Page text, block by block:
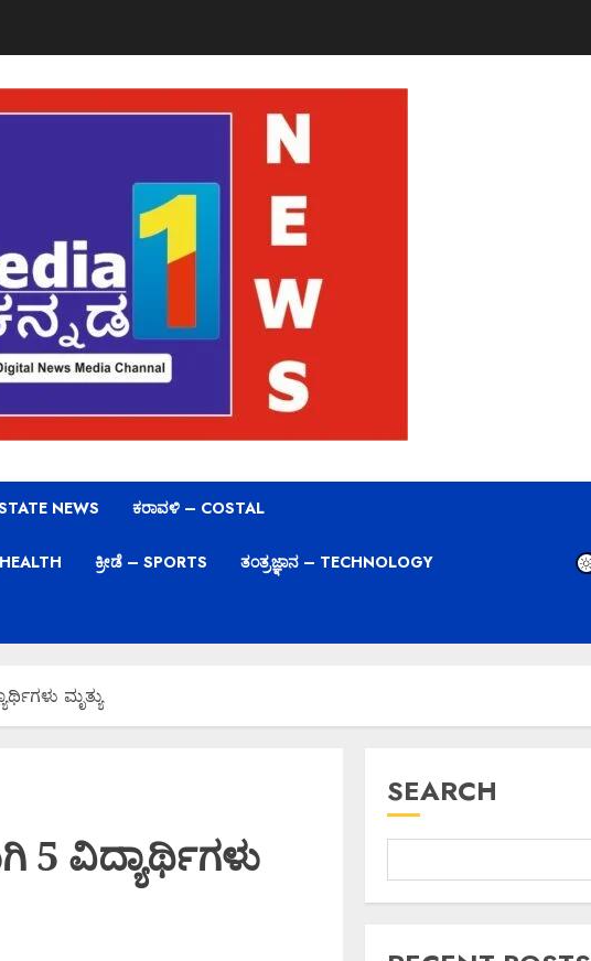
STATE NEWS ಕರಾವಳಿ – COSTAL
ಕ್ರೀಡೆ – SPORTS ತಂತ್ರಜ್ಞಾನ – TECHNOLOGY
ಮೃತ್ಯು
ವಿದ್ಯಾರ್ಥಿಗಳು
SEARCH